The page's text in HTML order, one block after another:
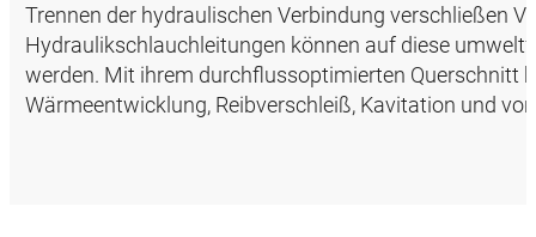
Trennen der hydraulischen Verbindung verschließen
Hydraulikschlauchleitungen können auf diese
werden. Mit ihrem durchflussoptimierten Querschnitt
Wärmeentwicklung, Reibverschleiß, Kavitation und